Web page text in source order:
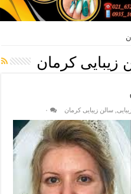
زیبایی کرمان
,سالن زیبایی کرمان ۰